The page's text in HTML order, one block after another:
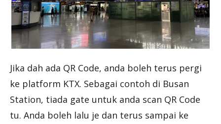
Jika dah ada QR Code, anda boleh terus pergi
ke platform KTX. Sebagai contoh di Busan
Station, tiada gate untuk anda scan QR Code
tu. Anda boleh lalu je dan terus sampai ke